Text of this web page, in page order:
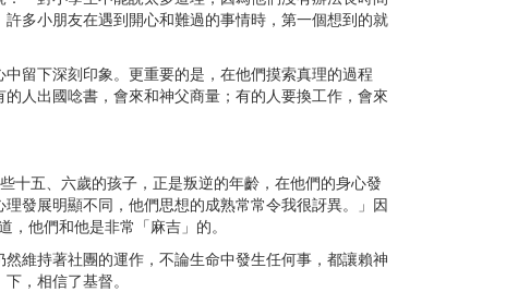
多小朋友在遇到開心和難過的事情時，第一個想到的就
留下深刻印象。更重要的是，在他們摸索真理的過程
人出國唸書，會來和神父商量；有的人要換工作，會來
五、六歲的孩子，正是叛逆的年齡，在他們的身心發
發展明顯不同，他們思想的成熟常常令我很訝異。」因
他們和他是非常「麻吉」的。
維持著社團的運作，不論生命中發生任何事，都讓賴神
，相信了基督。